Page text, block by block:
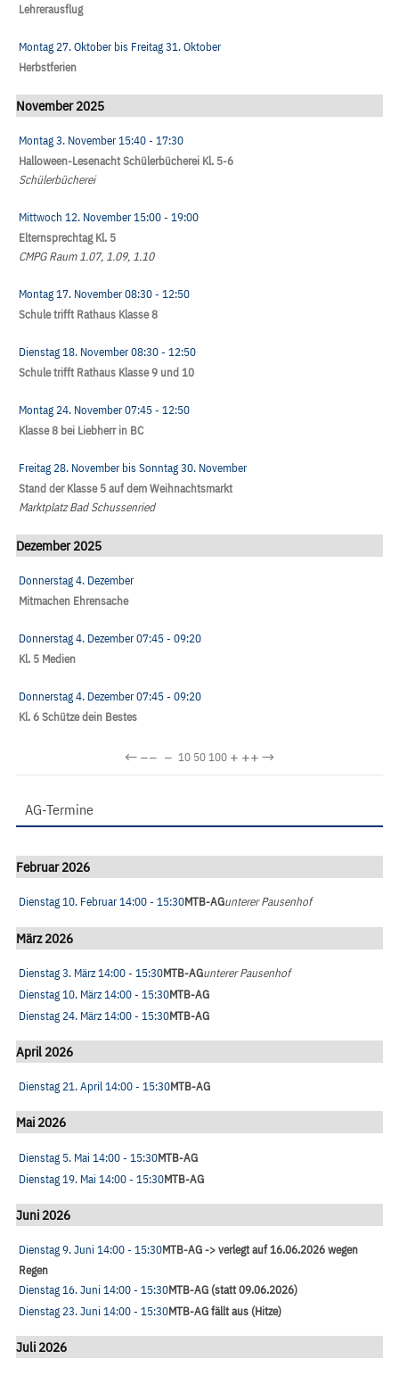
Lehrerausflug
Montag 27. Oktoberbis Freitag 31. Oktober
Herbstferien
November 2025
Montag 3. November15:40- 17:30
Halloween-Lesenacht Schülerbücherei Kl. 5-6
Schülerbücherei
Mittwoch 12. November15:00- 19:00
Elternsprechtag Kl. 5
CMPG Raum 1.07, 1.09, 1.10
Montag 17. November08:30- 12:50
Schule trifft Rathaus Klasse 8
Dienstag 18. November08:30- 12:50
Schule trifft Rathaus Klasse 9 und 10
Montag 24. November07:45- 12:50
Klasse 8 bei Liebherr in BC
Freitag 28. Novemberbis Sonntag 30. November
Stand der Klasse 5 auf dem Weihnachtsmarkt
Marktplatz Bad Schussenried
Dezember 2025
Donnerstag 4. Dezember
Mitmachen Ehrensache
Donnerstag 4. Dezember07:45- 09:20
Kl. 5 Medien
Donnerstag 4. Dezember07:45- 09:20
Kl. 6 Schütze dein Bestes
←−− − 10 50100 + ++→
AG-Termine
Februar 2026
Dienstag 10. Februar14:00- 15:30MTB-AGunterer Pausenhof
März 2026
Dienstag 3. März14:00- 15:30MTB-AGunterer Pausenhof
Dienstag 10. März14:00- 15:30MTB-AG
Dienstag 24. März14:00- 15:30MTB-AG
April 2026
Dienstag 21. April14:00- 15:30MTB-AG
Mai 2026
Dienstag 5. Mai 14:00- 15:30MTB-AG
Dienstag 19. Mai 14:00- 15:30MTB-AG
Juni 2026
Dienstag 9. Juni 14:00- 15:30MTB-AG -> verlegt auf 16.06.2026 wegen
Regen
Dienstag 16. Juni 14:00- 15:30MTB-AG (statt 09.06.2026)
Dienstag 23. Juni 14:00- 15:30MTB-AG fällt aus (Hitze)
Juli 2026